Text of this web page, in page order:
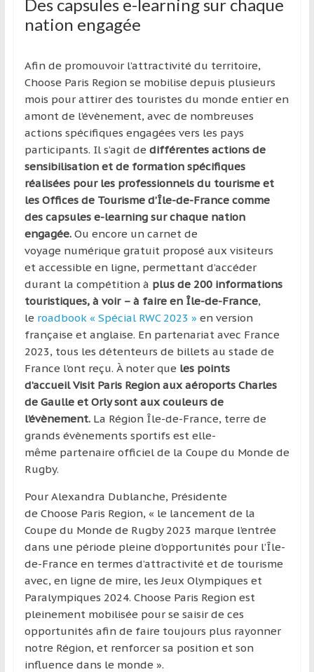
Des capsules e-learning sur chaque
nation engagée
Afin de promouvoir l’attractivité du territoire,
Choose Paris Region se mobilise depuis plusieurs
mois pour attirer des touristes du monde entier en
amont de l’évènement, avec de nombreuses
actions spécifiques engagées vers les pays
participants. Il s’agit de différentes actions de
sensibilisation et de formation spécifiques
réalisées pour les professionnels du tourisme et
les Offices de Tourisme d’Île-de-France comme
des capsules e-learning sur chaque nation
engagée.Ou encore un carnet de
voyage numérique gratuit proposé aux visiteurs
et accessible en ligne, permettant d’accéder
durant la compétition à plus de 200 informations
touristiques, à voir – à faire en Île-de-France,
le roadbook « Spécial RWC 2023 » en version
française et anglaise. En partenariat avec France
2023, tous les détenteurs de billets au stade de
France l’ont reçu. À noter que les points
d’accueil Visit Paris Region aux aéroports Charles
de Gaulle et Orly sont aux couleurs de
l’évènement.La Région Île-de-France, terre de
grands évènements sportifs est elle-
même partenaire officiel de la Coupe du Monde de
Rugby.
Pour Alexandra Dublanche, Présidente
de Choose Paris Region, « le lancement de la
Coupe du Monde de Rugby 2023 marque l’entrée
dans une période pleine d’opportunités pour l’Île-
de-France en termes d’attractivité et de tourisme
avec, en ligne de mire, les Jeux Olympiques et
Paralympiques 2024. Choose Paris Region est
pleinement mobilisée pour se saisir de ces
opportunités afin de faire toujours plus rayonner
notre Région, et renforcer sa position et son
influence dans le monde ».